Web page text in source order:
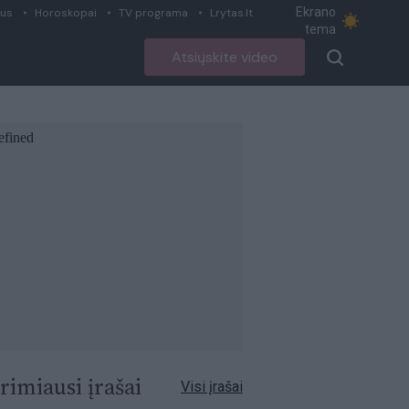
Horoskopai TV programa Lrytas.lt
Ekrano
tema
Atsiųskite video
įrašai Visi įrašai